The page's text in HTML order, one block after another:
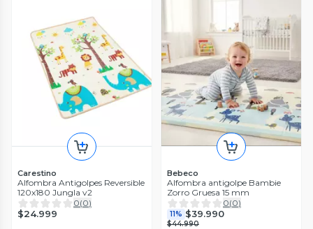
Carestino
Alfombra Antigolpes Reversible
120x180 Jungla v2
0(0)
$24.999
Bebeco
Alfombra antigolpe Bambie
Zorro Gruesa 15 mm
0(0)
11% $39.990
$44.990